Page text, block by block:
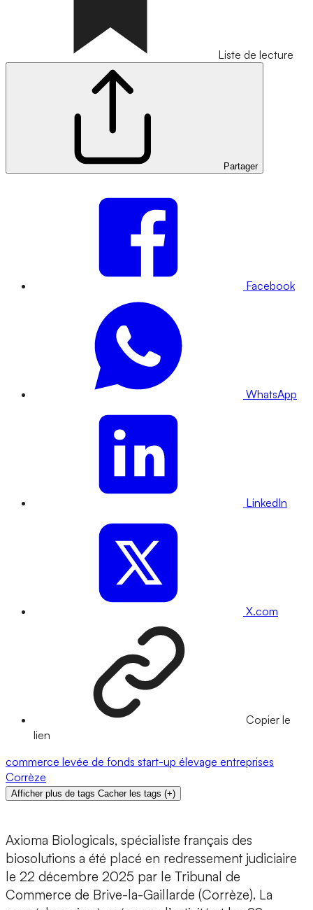
Liste de lecture
Partager
Facebook
WhatsApp
LinkedIn
X.com
Copier le
lien
commerce levée de fonds start-up élevage entreprises
Corrèze
Afficher plus de tags Cacher les tags (+)
Axioma Biologicals, spécialiste français des
biosolutions a été placé en redressement judiciaire
le 22 décembre 2025 par le Tribunal de
Commerce de Brive-la-Gaillarde (Corrèze). La